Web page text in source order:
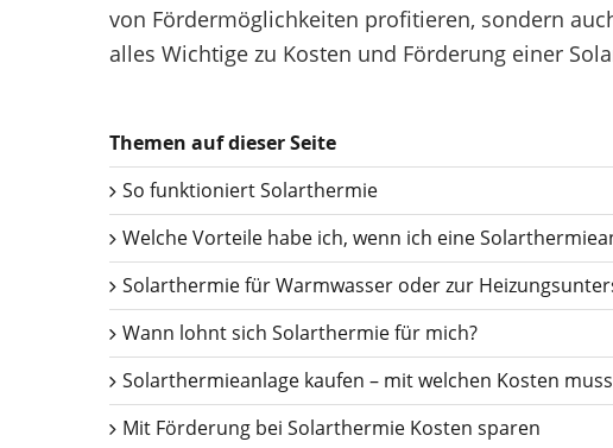
von Fördermöglichkeiten profitieren, sondern
alles Wichtige zu Kosten und Förderung einer
Themen auf dieser Seite
So funktioniert Solarthermie
Welche Vorteile habe ich, wenn ich eine
Solarthermie für Warmwasser oder zur
Wann lohnt sich Solarthermie für mich?
Solarthermieanlage kaufen – mit welchen Kosten
Mit Förderung bei Solarthermie Kosten sparen